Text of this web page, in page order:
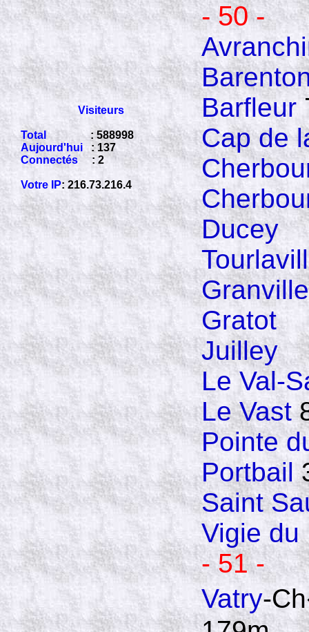
Visiteurs
Total : 588998
Aujourd'hui : 137
Connectés: 2
Votre IP: 216.73.216.4
- 50 -
Barfleur
Cap de
Ducey
Granville
Gratot
Juilley
Le Val-
Le Vast
Pointe
Portbail
Saint
Vigie du
- 51 -
Vatry-